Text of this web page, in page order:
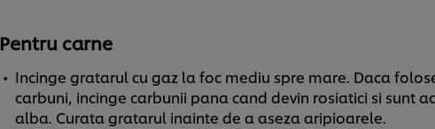
Pentru carne
Incinge gratarul cu gaz la foc mediu spre mare. Daca
carbuni, incinge carbunii pana cand devin rosiatici si sunt
alba. Curata gratarul inainte de a aseza aripioarele.